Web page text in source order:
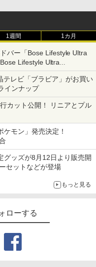
1週間 1カ月
バー「Bose Lifestyle Ultra
Lifestyle Ultra
テレビ「ブラビア」がお買い
インナップ
カット公開！ リニアとプル
モン」発売決定！
グッズが8月12日より販売開
セットなどが登場
もっと見る
ローする